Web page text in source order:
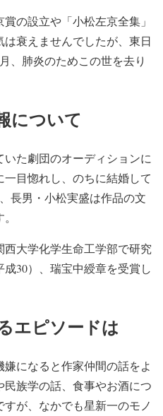
の設立や「小松左京全集」
衰えませんでしたが、東日
、肺炎のためこの世を去り
について
た劇団のオーディションに
目惚れし、のちに結婚して
長男・小松実盛は作品の文
大学化学生命工学部で研究
30）、瑞宝中綬章を受賞し
エピソードは
嫌になると作家仲間の話をよ
民族学の話、食事やお酒につ
が、なかでも星新一のモノ